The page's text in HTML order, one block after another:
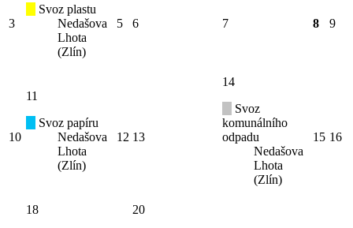
3
Svoz plastu
Nedašova
Lhota
(Zlín)
5 6 7 8 9
10
11
Svoz papíru
Nedašova
Lhota
(Zlín)
12 13
14
Svoz
komunálního
odpadu
Nedašova
Lhota
(Zlín)
15 16
18
20